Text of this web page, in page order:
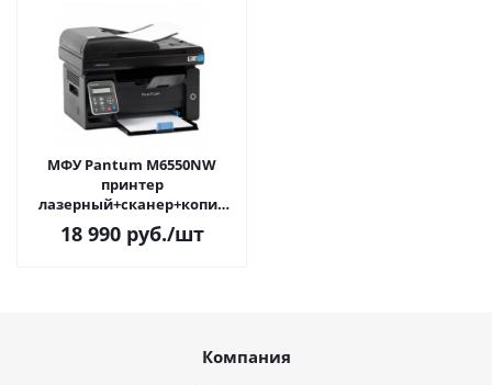
МФУ Pantum M6550NW
принтер
лазерный+сканер+копир
(A4, 22ppm, 1200dpi, 128Mb,
лоток 150л, USB2.0, до
18 990руб./шт
Компания